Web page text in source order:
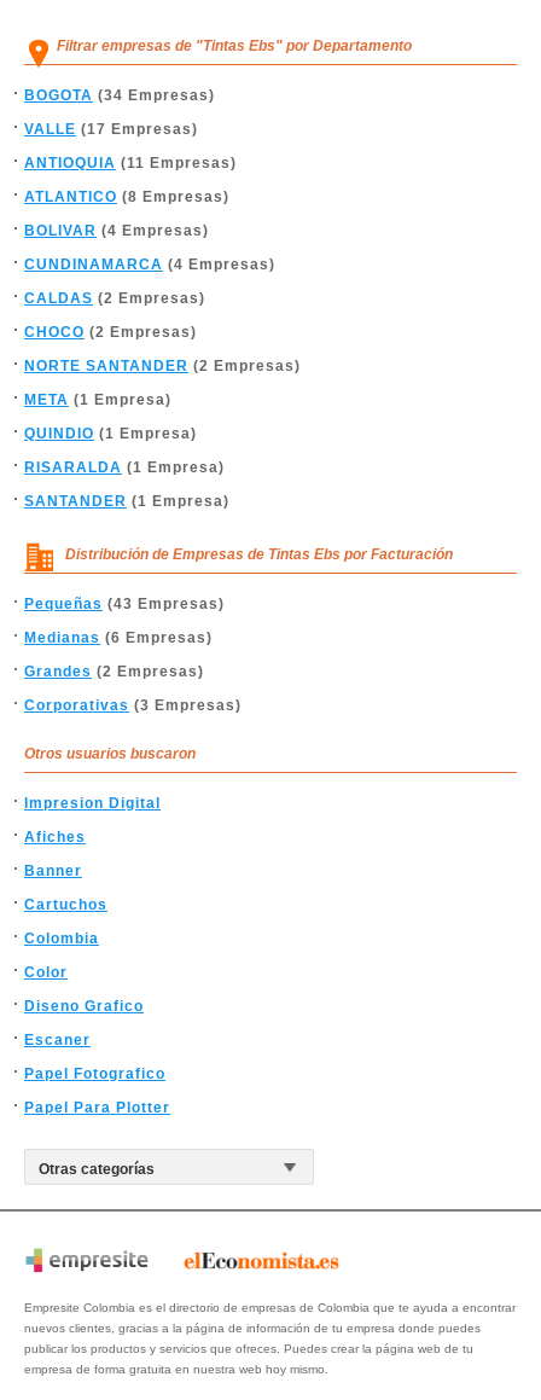
Filtrar empresas de "Tintas Ebs" por Departamento
BOGOTA (34 Empresas)
VALLE (17 Empresas)
ANTIOQUIA (11 Empresas)
ATLANTICO (8 Empresas)
BOLIVAR (4 Empresas)
CUNDINAMARCA (4 Empresas)
CALDAS (2 Empresas)
CHOCO (2 Empresas)
NORTE SANTANDER (2 Empresas)
META (1 Empresa)
QUINDIO (1 Empresa)
RISARALDA (1 Empresa)
SANTANDER (1 Empresa)
Distribución de Empresas de Tintas Ebs por Facturación
Pequeñas (43 Empresas)
Medianas (6 Empresas)
Grandes (2 Empresas)
Corporativas (3 Empresas)
Otros usuarios buscaron
Impresion Digital
Afiches
Banner
Cartuchos
Colombia
Color
Diseno Grafico
Escaner
Papel Fotografico
Papel Para Plotter
Empresite Colombia es el directorio de empresas de Colombia que te ayuda a encontrar
nuevos clientes, gracias a la página de información de tu empresa donde puedes
publicar los productos y servicios que ofreces. Puedes crear la página web de tu
empresa de forma gratuita en nuestra web hoy mismo.